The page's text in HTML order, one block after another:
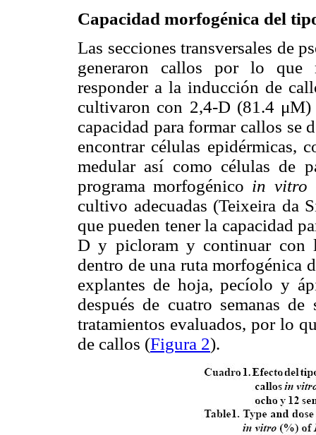
Capacidad morfogénica del
Las secciones transversales de
generaron callos por lo que
responder a la inducción de
cultivaron con 2,4-D (81.4
capacidad para formar callos se
encontrar células epidérmicas,
medular así como células de
programa morfogénico in vitro
cultivo adecuadas (Teixeira da
que pueden tener la capacidad
D y picloram y continuar con
dentro de una ruta morfogénica
explantes de hoja, pecíolo y
después de cuatro semanas
tratamientos evaluados, por lo
de callos (Figura 2).